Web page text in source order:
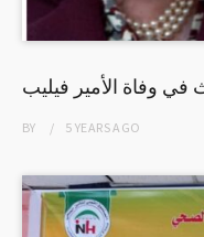
في وفاة الأمير فيليب
BY 5 YEARSAGO